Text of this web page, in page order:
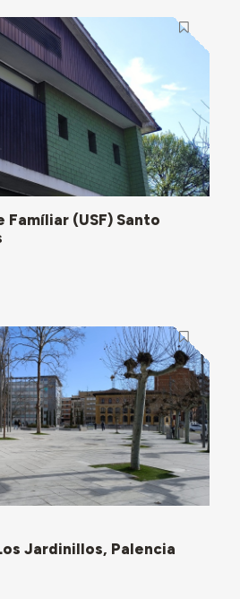
Famíliar (USF) Santo
Jardinillos, Palencia